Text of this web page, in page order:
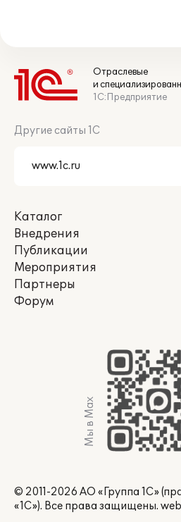
Отраслевые
и
1С:Предприятие
Другие сайты 1С
Каталог
Внедрения
Публикации
Мероприятия
Партнеры
Форум
Мы в Max
© 2011-2026 АО «Группа 1С»
«1С»). Все права защищены.